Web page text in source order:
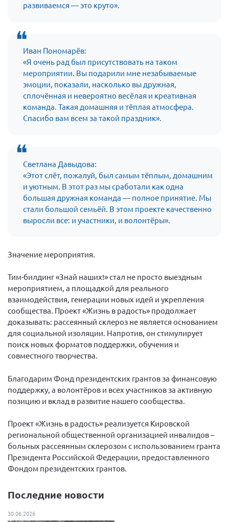
Мурманская область
Новосибирская область
Омская область
Оренбургская область
Пензенская область
Республика Башкортостан
Республика Калмыкия
Республика Хакасия
Ростовская область
г. Санкт-Петербург
Самарская область СОРС
Самарская область ПРИЗМА
Самарская область СГОРС
Свердловская область
Смоленская область
Ставропольский край
Сахалинская область
Тульская область
Ульяновская область
Челябинская область
Ярославская область
развиваемся — это круто».
Иван Пономарёв:
«Я очень рад был присутствовать на таком
мероприятии. Вы подарили мне незабываемые
эмоции, показали, насколько вы дружная,
сплочённая и невероятно весёлая и креативная
команда. Такая домашняя и тёплая атмосфера.
Спасибо вам всем за такой праздник».
Светлана Давыдова:
«Этот слёт, пожалуй, был самым тёплым, домашним
и уютным. В этот раз мы сработали как одна
большая дружная команда — полное принятие. Мы
стали большой семьёй. В этом проекте качественно
выросли все: и участники, и волонтёры».
Значение мероприятия.
Тим-билдинг «Знай наших!» стал не просто выездным
мероприятием, а площадкой для реального
взаимодействия, генерации новых идей и укрепления
сообщества. Проект «Жизнь в радость» продолжает
доказывать: рассеянный склероз не является основанием
для социальной изоляции. Напротив, он стимулирует
поиск новых форматов поддержки, обучения и
совместного творчества.
Благодарим Фонд президентских грантов за финансовую
поддержку, а волонтёров и всех участников за активную
позицию и вклад в развитие нашего сообщества.
Проект «Жизнь в радость» реализуется Кировской
региональной общественной организацией инвалидов –
больных рассеянным склерозом с использованием гранта
Президента Российской Федерации, предоставленного
Фондом президентских грантов.
Последние новости
30.06.2026